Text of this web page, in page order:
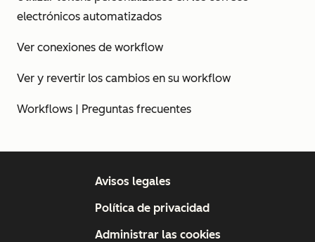
electrónicos automatizados
Ver conexiones de workflow
Ver y revertir los cambios en su workflow
Workflows | Preguntas frecuentes
Avisos legales
Política de privacidad
Administrar las cookies